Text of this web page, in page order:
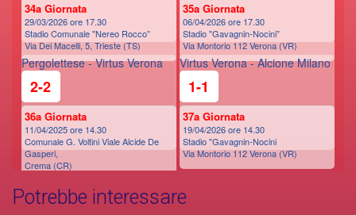
34a Giornata
29/03/2026 ore 17.30
Stadio Comunale "Nereo Rocco”
Via Dei Macelli, 5, Trieste (TS)
35a Giornata
06/04/2026 ore 17.30
Stadio "Gavagnin-Nocini”
Via Montorio 112 Verona (VR)
Pergolettese - Virtus Verona
2-2
36a Giornata
11/04/2025 ore 14.30
Comunale G. Voltini Viale Alcide De
Gasperi,
Crema (CR)
Virtus Verona - Alcione Milano
1-1
37a Giornata
19/04/2026 ore 14.30
Stadio "Gavagnin-Nocini
Via Montorio 112 Verona (VR)
Potrebbe interessare